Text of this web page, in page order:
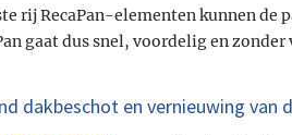
rij RecaPan-elementen kunnen
gaat dus snel, voordelig en
dakbeschot en vernieuwing van